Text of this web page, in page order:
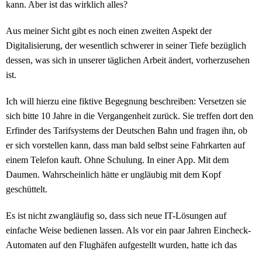
kann. Aber ist das wirklich alles?
Aus meiner Sicht gibt es noch einen zweiten Aspekt der
Digitalisierung, der wesentlich schwerer in seiner Tiefe bezüglich
dessen, was sich in unserer täglichen Arbeit ändert, vorherzusehen
ist.
Ich will hierzu eine fiktive Begegnung beschreiben: Versetzen sie
sich bitte 10 Jahre in die Vergangenheit zurück. Sie treffen dort den
Erfinder des Tarifsystems der Deutschen Bahn und fragen ihn, ob
er sich vorstellen kann, dass man bald selbst seine Fahrkarten auf
einem Telefon kauft. Ohne Schulung. In einer App. Mit dem
Daumen. Wahrscheinlich hätte er ungläubig mit dem Kopf
geschüttelt.
Es ist nicht zwangläufig so, dass sich neue IT-Lösungen auf
einfache Weise bedienen lassen. Als vor ein paar Jahren Eincheck-
Automaten auf den Flughäfen aufgestellt wurden, hatte ich das